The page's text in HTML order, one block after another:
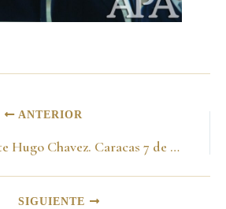
ANTERIOR
Con el Presidente Hugo Chavez. Caracas 7 de abril del 2001
SIGUIENTE